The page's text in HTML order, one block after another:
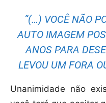
“(…) VOCÊ NÃO
AUTO IMAGEM
ANOS PARA
LEVOU UM FORA
Unanimidade não